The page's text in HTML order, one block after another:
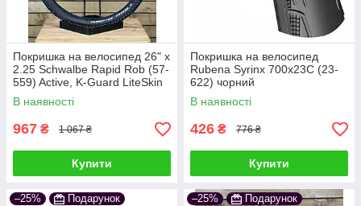
Сервісне обслуговування у майстерні в м.
Запоріжжя
Покришка на велосипед 26" x
2.25 Schwalbe Rapid Rob (57-
559) Active, K-Guard LiteSkin
B/B-SK
В наявності
967 ₴ 1 067 ₴
Купити
Покришка на велосипед
Rubena Syrinx 700x23C (23-
622) чорний
В наявності
426 ₴ 776 ₴
Купити
–25% Подарунок –25% Подарунок